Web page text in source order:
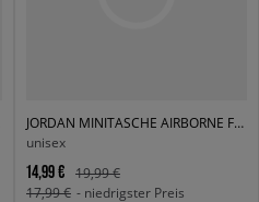
JORDAN MINITASCHE AIRBORNE FESTIVAL BAG
unisex
14,99 €
19,99 €
17,99 € - niedrigster Preis